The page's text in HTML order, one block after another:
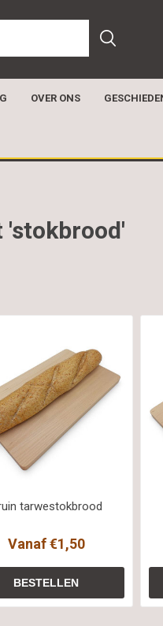
OVER ONS
'stokbrood'
tarwestokbrood
Vanaf €1,50